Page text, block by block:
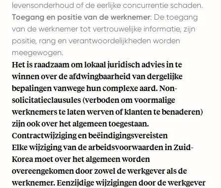
levensonderhoud of de eerlijke concurrentie schaden.
Toegang en positie van de werknemer: De toegang
van de werknemer tot vertrouwelijke informatie, zijn
positie, rang en verantwoordelijkheden worden
meegewogen.
Het is raadzaam om lokaal juridisch advies in te
winnen over de afdwingbaarheid van dergelijke
bepalingen vanwege hun complexe aard. Non-
solicitatieclausules (verboden om voormalige
werknemers te laten werven of klanten te benaderen)
zijn ook over het algemeen toegestaan.
Contractwijziging en beëindigingsvereisten
Elke wijziging van de arbeidsvoorwaarden in Zuid-
Korea moet over het algemeen worden
overeengekomen door zowel de werkgever als de
werknemer. Eenzijdige wijzigingen door de werkgever